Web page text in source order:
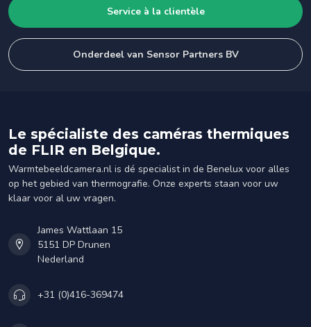
Service à la clientèle
Onderdeel van Sensor Partners BV
Le spécialiste des caméras thermiques
de FLIR en Belgique.
Warmtebeeldcamera.nl is dé specialist in de Benelux voor alles
op het gebied van thermografie. Onze experts staan voor uw
klaar voor al uw vragen.
James Wattlaan 15
5151 DP Drunen
Nederland
+31 (0)416-369474